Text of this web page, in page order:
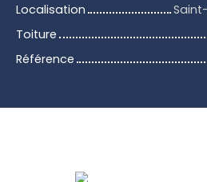
Localisation
Toiture
Référence